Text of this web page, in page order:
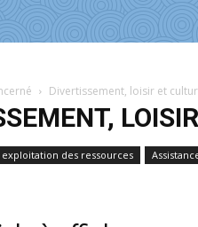
Divertissement, loisir et
des ressources